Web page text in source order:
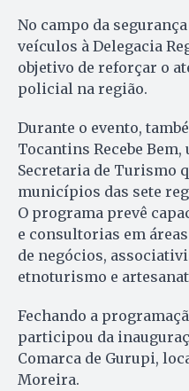
No campo da
veículos à Delegacia
objetivo de reforçar o
policial na região.
Durante o evento,
Tocantins Recebe
Secretaria de Turismo
municípios das sete
O programa prevê
e consultorias em
de negócios,
etnoturismo e
Fechando a
participou da
Comarca de Gurupi,
Moreira.